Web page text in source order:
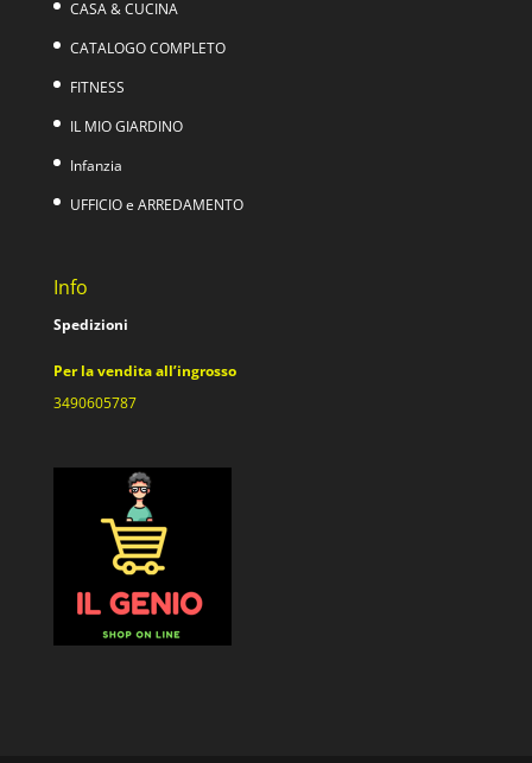
CASA & CUCINA
CATALOGO COMPLETO
FITNESS
IL MIO GIARDINO
Infanzia
UFFICIO e ARREDAMENTO
Info
Spedizioni
Per la vendita all’ingrosso
3490605787